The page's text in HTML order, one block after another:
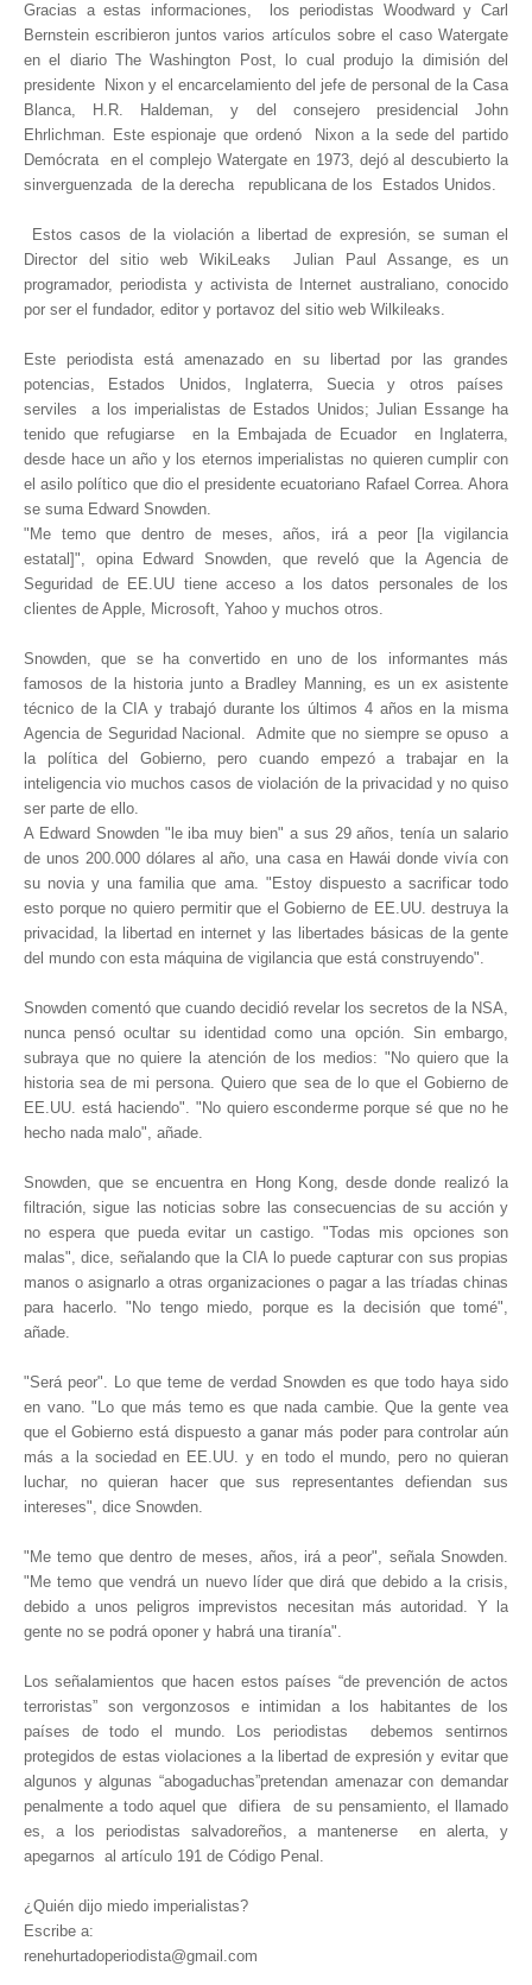
Gracias a estas informaciones, los periodistas Woodward y Carl
Bernstein escribieron juntos varios artículos sobre el caso Watergate
en el diario The Washington Post, lo cual produjo la dimisión del
presidente Nixon y el encarcelamiento del jefe de personal de la Casa
Blanca, H.R. Haldeman, y del consejero presidencial John
Ehrlichman. Este espionaje que ordenó Nixon a la sede del partido
Demócrata en el complejo Watergate en 1973, dejó al descubierto la
sinverguenzada de la derecha republicana de los Estados Unidos.
Estos casos de la violación a libertad de expresión, se suman el
Director del sitio web WikiLeaks Julian Paul Assange, es un
programador, periodista y activista de Internet australiano, conocido
por ser el fundador, editor y portavoz del sitio web Wilkileaks.
Este periodista está amenazado en su libertad por las grandes
potencias, Estados Unidos, Inglaterra, Suecia y otros países
serviles a los imperialistas de Estados Unidos; Julian Essange ha
tenido que refugiarse en la Embajada de Ecuador en Inglaterra,
desde hace un año y los eternos imperialistas no quieren cumplir con
el asilo político que dio el presidente ecuatoriano Rafael Correa. Ahora
se suma Edward Snowden.
"Me temo que dentro de meses, años, irá a peor [la vigilancia
estatal]", opina Edward Snowden, que reveló que la Agencia de
Seguridad de EE.UU tiene acceso a los datos personales de los
clientes de Apple, Microsoft, Yahoo y muchos otros.
Snowden, que se ha convertido en uno de los informantes más
famosos de la historia junto a Bradley Manning, es un ex asistente
técnico de la CIA y trabajó durante los últimos 4 años en la misma
Agencia de Seguridad Nacional. Admite que no siempre se opuso a
la política del Gobierno, pero cuando empezó a trabajar en la
inteligencia vio muchos casos de violación de la privacidad y no quiso
ser parte de ello.
A Edward Snowden "le iba muy bien" a sus 29 años, tenía un salario
de unos 200.000 dólares al año, una casa en Hawái donde vivía con
su novia y una familia que ama. "Estoy dispuesto a sacrificar todo
esto porque no quiero permitir que el Gobierno de EE.UU. destruya la
privacidad, la libertad en internet y las libertades básicas de la gente
del mundo con esta máquina de vigilancia que está construyendo".
Snowden comentó que cuando decidió revelar los secretos de la NSA,
nunca pensó ocultar su identidad como una opción. Sin embargo,
subraya que no quiere la atención de los medios: "No quiero que la
historia sea de mi persona. Quiero que sea de lo que el Gobierno de
EE.UU. está haciendo". "No quiero esconderme porque sé que no he
hecho nada malo", añade.
Snowden, que se encuentra en Hong Kong, desde donde realizó la
filtración, sigue las noticias sobre las consecuencias de su acción y
no espera que pueda evitar un castigo. "Todas mis opciones son
malas", dice, señalando que la CIA lo puede capturar con sus propias
manos o asignarlo a otras organizaciones o pagar a las tríadas chinas
para hacerlo. "No tengo miedo, porque es la decisión que tomé",
añade.
"Será peor". Lo que teme de verdad Snowden es que todo haya sido
en vano. "Lo que más temo es que nada cambie. Que la gente vea
que el Gobierno está dispuesto a ganar más poder para controlar aún
más a la sociedad en EE.UU. y en todo el mundo, pero no quieran
luchar, no quieran hacer que sus representantes defiendan sus
intereses", dice Snowden.
"Me temo que dentro de meses, años, irá a peor", señala Snowden.
"Me temo que vendrá un nuevo líder que dirá que debido a la crisis,
debido a unos peligros imprevistos necesitan más autoridad. Y la
gente no se podrá oponer y habrá una tiranía".
Los señalamientos que hacen estos países “de prevención de actos
terroristas” son vergonzosos e intimidan a los habitantes de los
países de todo el mundo. Los periodistas debemos sentirnos
protegidos de estas violaciones a la libertad de expresión y evitar que
algunos y algunas “abogaduchas”pretendan amenazar con demandar
penalmente a todo aquel que difiera de su pensamiento, el llamado
es, a los periodistas salvadoreños, a mantenerse en alerta, y
apegarnos al artículo 191 de Código Penal.
¿Quién dijo miedo imperialistas?
Escribe a:
renehurtadoperiodista@gmail.com